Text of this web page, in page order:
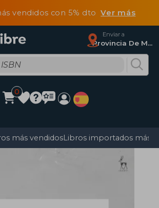
vendidos con 5% dtoVer más
Enviar a
Provincia De Madrid
0
más vendidosLibros importados más